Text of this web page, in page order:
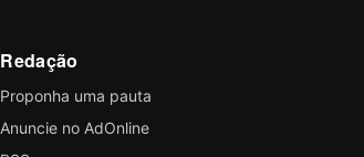
Redação
Proponha uma pauta
Anuncie no AdOnline